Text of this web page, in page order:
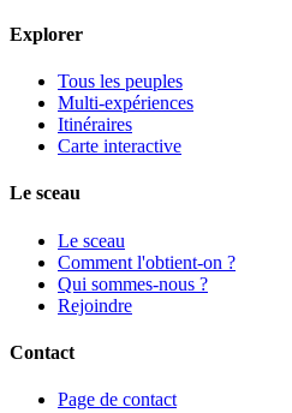
Explorer
Tous les peuples
Multi-expériences
Itinéraires
Carte interactive
Le sceau
Le sceau
Comment l'obtient-on ?
Qui sommes-nous ?
Rejoindre
Contact
Page de contact